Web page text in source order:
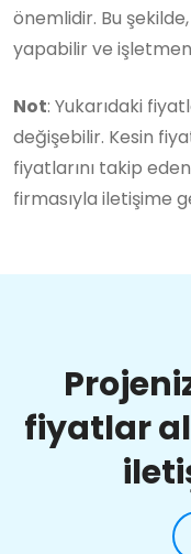
önemlidir. Bu
yapabilir ve
Not: Yukarıdaki
değişebilir. Kesin
fiyatlarını takip
firmasıyla iletişime
fiyatlar